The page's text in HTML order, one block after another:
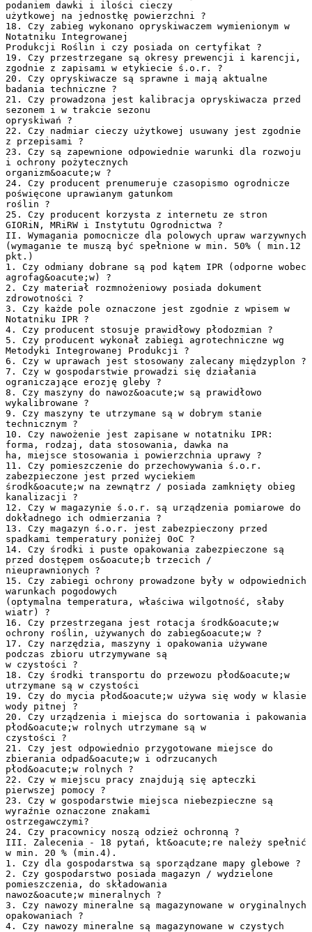
podaniem dawki i ilości cieczy
użytkowej na jednostkę powierzchni ?
18. Czy zabieg wykonano opryskiwaczem wymienionym w
Notatniku Integrowanej
Produkcji Roślin i czy posiada on certyfikat ?
19. Czy przestrzegane są okresy prewencji i karencji,
zgodnie z zapisami w etykiecie ś.o.r. ?
20. Czy opryskiwacze są sprawne i mają aktualne
badania techniczne ?
21. Czy prowadzona jest kalibracja opryskiwacza przed
sezonem i w trakcie sezonu
opryskiwań ?
22. Czy nadmiar cieczy użytkowej usuwany jest zgodnie
z przepisami ?
23. Czy są zapewnione odpowiednie warunki dla rozwoju
i ochrony pożytecznych
organizm&oacute;w ?
24. Czy producent prenumeruje czasopismo ogrodnicze
poświęcone uprawianym gatunkom
roślin ?
25. Czy producent korzysta z internetu ze stron
GIORiN, MRiRW i Instytutu Ogrodnictwa ?
II. Wymagania pomocnicze dla polowych upraw warzywnych
(wymaganie te muszą być spełnione w min. 50% ( min.12
pkt.)
1. Czy odmiany dobrane są pod kątem IPR (odporne wobec
agrofag&oacute;w) ?
2. Czy materiał rozmnożeniowy posiada dokument
zdrowotności ?
3. Czy każde pole oznaczone jest zgodnie z wpisem w
Notatniku IPR ?
4. Czy producent stosuje prawidłowy płodozmian ?
5. Czy producent wykonał zabiegi agrotechniczne wg
Metodyki Integrowanej Produkcji ?
6. Czy w uprawach jest stosowany zalecany międzyplon ?
7. Czy w gospodarstwie prowadzi się działania
ograniczające erozję gleby ?
8. Czy maszyny do nawoz&oacute;w są prawidłowo
wykalibrowane ?
9. Czy maszyny te utrzymane są w dobrym stanie
technicznym ?
10. Czy nawożenie jest zapisane w notatniku IPR:
forma, rodzaj, data stosowania, dawka na
ha, miejsce stosowania i powierzchnia uprawy ?
11. Czy pomieszczenie do przechowywania ś.o.r.
zabezpieczone jest przed wyciekiem
środk&oacute;w na zewnątrz / posiada zamknięty obieg
kanalizacji ?
12. Czy w magazynie ś.o.r. są urządzenia pomiarowe do
dokładnego ich odmierzania ?
13. Czy magazyn ś.o.r. jest zabezpieczony przed
spadkami temperatury poniżej 0oC ?
14. Czy środki i puste opakowania zabezpieczone są
przed dostępem os&oacute;b trzecich /
nieuprawnionych ?
15. Czy zabiegi ochrony prowadzone były w odpowiednich
warunkach pogodowych
(optymalna temperatura, właściwa wilgotność, słaby
wiatr) ?
16. Czy przestrzegana jest rotacja środk&oacute;w
ochrony roślin, używanych do zabieg&oacute;w ?
17. Czy narzędzia, maszyny i opakowania używane
podczas zbioru utrzymywane są
w czystości ?
18. Czy środki transportu do przewozu płod&oacute;w
utrzymane są w czystości
19. Czy do mycia płod&oacute;w używa się wody w klasie
wody pitnej ?
20. Czy urządzenia i miejsca do sortowania i pakowania
płod&oacute;w rolnych utrzymane są w
czystości ?
21. Czy jest odpowiednio przygotowane miejsce do
zbierania odpad&oacute;w i odrzucanych
płod&oacute;w rolnych ?
22. Czy w miejscu pracy znajdują się apteczki
pierwszej pomocy ?
23. Czy w gospodarstwie miejsca niebezpieczne są
wyraźnie oznaczone znakami
ostrzegawczymi?
24. Czy pracownicy noszą odzież ochronną ?
III. Zalecenia - 18 pytań, kt&oacute;re należy spełnić
w min. 20 % (min.4).
1. Czy dla gospodarstwa są sporządzane mapy glebowe ?
2. Czy gospodarstwo posiada magazyn / wydzielone
pomieszczenia, do składowania
nawoz&oacute;w mineralnych ?
3. Czy nawozy mineralne są magazynowane w oryginalnych
opakowaniach ?
4. Czy nawozy mineralne są magazynowane w czystych